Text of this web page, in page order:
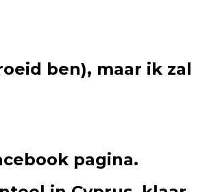
ben), maar ik zal
pagina.